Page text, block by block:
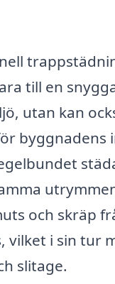
till en
utan kan
byggnadens
och skräp
vilket i sin tur
slitage.